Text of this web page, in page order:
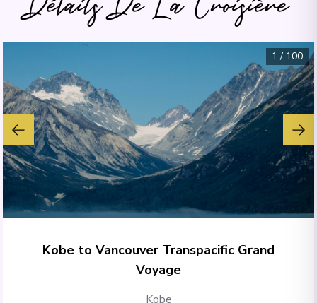
1/ 100
Kobe to Vancouver Transpacific Grand
Voyage
Kobe